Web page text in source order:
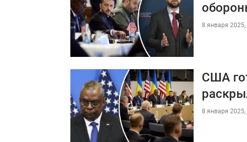
8 января 2025,
США
8 января 2025,